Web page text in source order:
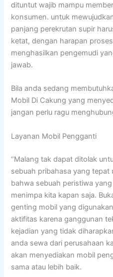
dituntut wajib mampu
konsumen. untuk
panjang perekrutan supir
ketat, dengan harapan
menghasilkan pengemudi
jawab.
Bila anda sedang
Mobil Di Cakung yang
jangan perlu ragu
Layanan Mobil Pengganti
“Malang tak dapat ditolak
sebuah pribahasa yang tepat
bahwa sebuah peristiwa
menimpa kita kapan saja.
genting mobil yang
aktifitas karena ganggunan
kejadian yang tidak
anda sewa dari perusahaan
akan menyediakan mobil
sama atau lebih baik.